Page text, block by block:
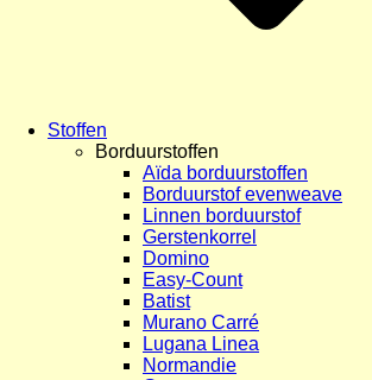
Stoffen
Borduurstoffen
Aïda borduurstoffen
Borduurstof evenweave
Linnen borduurstof
Gerstenkorrel
Domino
Easy-Count
Batist
Murano Carré
Lugana Linea
Normandie